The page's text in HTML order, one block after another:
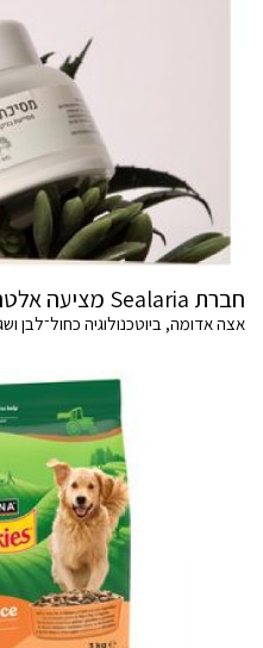
חברת Sealaria מציעה אלטרנטיבה מדעית לשוק הטיפוח
אצה אדומה, ביוטכנולוגיה כחול־לבן